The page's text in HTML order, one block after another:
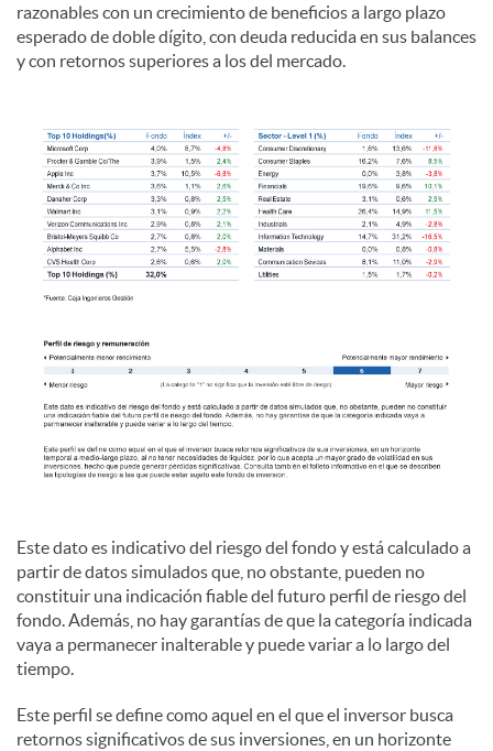
razonables con un crecimiento de beneficios a largo plazo
esperado de doble dígito, con deuda reducida en sus balances
y con retornos superiores a los del mercado.
Este dato es indicativo del riesgo del fondo y está calculado a
partir de datos simulados que, no obstante, pueden no
constituir una indicación fiable del futuro perfil de riesgo del
fondo. Además, no hay garantías de que la categoría indicada
vaya a permanecer inalterable y puede variar a lo largo del
tiempo.
Este perfil se define como aquel en el que el inversor busca
retornos significativos de sus inversiones, en un horizonte